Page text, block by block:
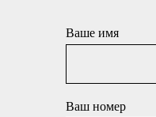
Ваше имя
Ваш номер